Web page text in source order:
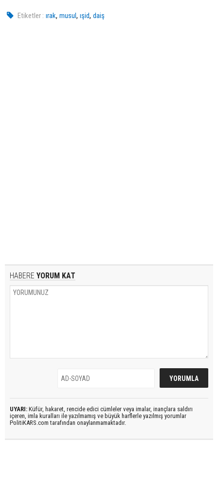
Etiketler : ırak,musul,ışid,daiş
HABERE YORUM KAT
UYARI: Küfür, hakaret, rencide edici cümleler veya imalar, inançlara saldırı
içeren, imla kuralları ile yazılmamış ve büyük harflerle yazılmış yorumlar
PolitiKARS.com tarafından onaylanmamaktadır.